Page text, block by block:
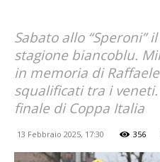
Sabato allo “Speroni”
stagione biancoblu.
in memoria di
squalificati tra i
finale di Coppa Italia
13 Febbraio 2025, 17:30 356